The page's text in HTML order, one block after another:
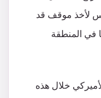
لأخذ موقف قد
في المنطقة
خلال هذه